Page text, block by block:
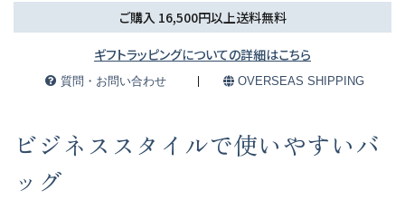
ビジネススタイルで使いやすいバ
ッグ
ご購入 16,500円以上送料無料
ギフトラッピングについての詳細はこちら
質問・お問い合わせ OVERSEAS SHIPPING